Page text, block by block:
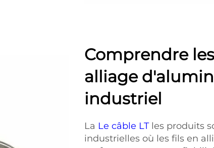
Comprendre
alliage
industriel
La Le câble LT les produits
industrielles où les fils en